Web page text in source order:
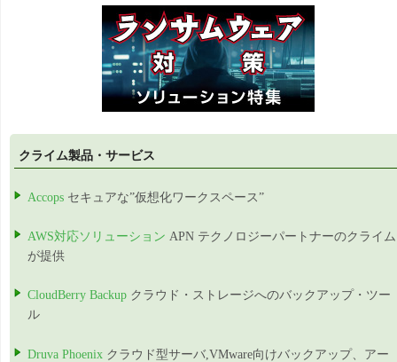
クライム製品・サービス
Accops セキュアな”仮想化ワークスペース”
AWS対応ソリューション APN テクノロジーパートナーのクライム
が提供
CloudBerry Backup クラウド・ストレージへのバックアップ・ツー
ル
Druva Phoenix クラウド型サーバ,VMware向けバックアップ、アー